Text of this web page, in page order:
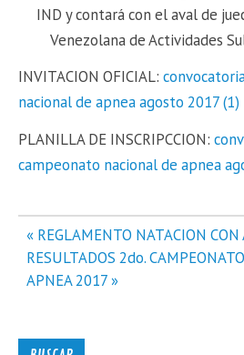
IND y contará con el aval de
Venezolana de Actividades
INVITACION OFICIAL:
nacional de apnea agosto 2017 (1)
PLANILLA DE INSCRIPCCION:
campeonato nacional de apnea
Navegación
de
entradas
« REGLAMENTO NATACION
RESULTADOS 2do.
APNEA 2017 »